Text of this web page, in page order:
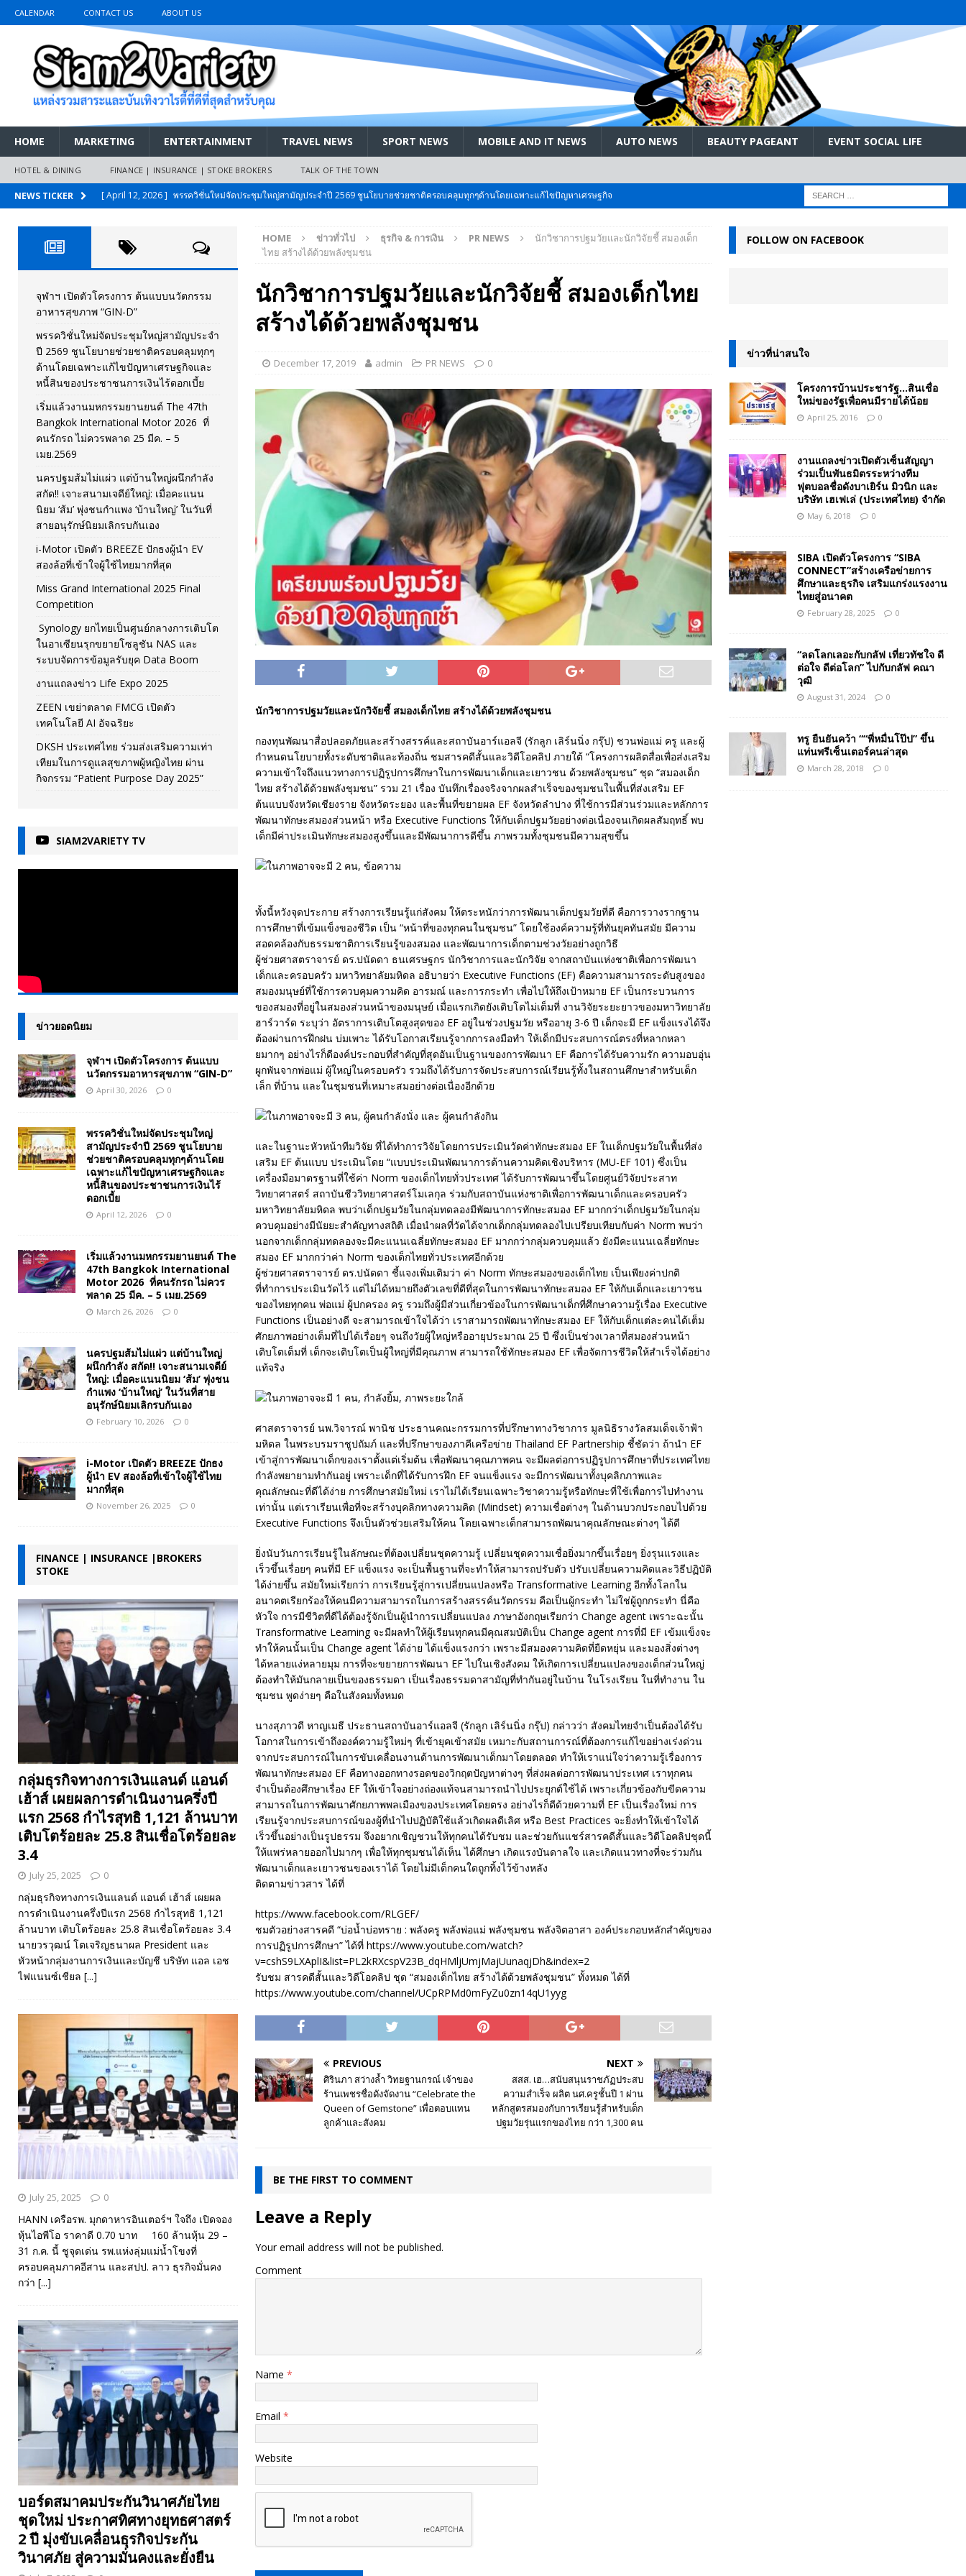
CALENDAR CONTACT US ABOUT US
HOME MARKETING ENTERTAINMENT TRAVEL NEWS SPORT NEWS MOBILE AND IT NEWS AUTO NEWS BEAUTY PAGEANT EVENT SOCIAL LIFE
HOTEL & DINING FINANCE | INSURANCE | STOKE BROKERS TALK OF THE TOWN
NEWS TICKER [ April 12, 2026 ] พรรควิชั่นใหม่จัดประชุมใหญ่สามัญประจำปี 2569 ชูนโยบายช่วยชาติครอบคลุมทุกๆด้านโดยเฉพาะแก้ไขปัญหาเศรษฐกิจ
[ March 26, 2026 ]
เริ่มแล้วงานมหกรรมยานยนต์ The 47th Bangkok International Motor 2026 ที่คนรักรถ ไม่ควรพลาด 25 มีค. – 5
เมย.2569
AUTO NEWS
[ February 10, 2026 ] นครปฐมส้มไม่แผ่ว แต่บ้านใหญ่ผนึกกำลัง สกัด!! เจาะสนามเจดีย์ใหญ่: เมื่อคะแนนนิยม ‘ส้ม’ พุ่งชนกำแพง ‘บ้านใหญ่’ ใน
วันที่สายอนุรักษ์นิยมเลิกรบกันเอง
PR NEWS
[ November 26, 2025 ] i-Motor เปิดตัว BREEZE ปักธงผู้นำ EV สองล้อที่เข้าใจผู้ใช้ไทยมากที่สุด
[ April 30, 2026 ] จุฬาฯ เปิดตัวโครงการ ต้นแบบนวัตกรรมอาหารสุขภาพ “GIN-D” EVENT SOCIAL LIFE
HOME ข่าวทั่วไป ธุรกิจ & การเงิน PR NEWS
นักวิชาการปฐมวัยและนักวิจัยชี้ สมองเด็ก
ไทย สร้างได้ด้วยพลังชุมชน
นักวิชาการปฐมวัยและนักวิจัยชี้ สมองเด็กไทย
สร้างได้ด้วยพลังชุมชน
December 17, 2019 admin PR NEWS 0
นักวิชาการปฐมวัยและนักวิจัยชี้ สมองเด็กไทย สร้างได้ด้วยพลังชุมชน
กองทุนพัฒนาสื่อปลอดภัยและสร้างสรรค์และสถาบันอาร์แอลจี (รักลูก เลิร์นนิ่ง กรุ๊ป) ชวนพ่อแม่ ครู และผู้
กำหนดนโยบายทั้งระดับชาติและท้องถิ่น ชมสารคดีสั้นและวิดีโอคลิป ภายใต้ “โครงการผลิตสื่อเพื่อส่งเสริม
ความเข้าใจถึงแนวทางการปฏิรูปการศึกษาในการพัฒนาเด็กและเยาวชน ด้วยพลังชุมชน” ชุด “สมองเด็ก
ไทย สร้างได้ด้วยพลังชุมชน” รวม 21 เรื่อง บันทึกเรื่องจริงจากผลสำเร็จของชุมชนในพื้นที่ส่งเสริม EF
ต้นแบบจังหวัดเชียงราย จังหวัดระยอง และพื้นที่ขยายผล EF จังหวัดลำปาง ที่ใช้การมีส่วนร่วมและหลักการ
พัฒนาทักษะสมองส่วนหน้า หรือ Executive Functions ให้กับเด็กปฐมวัยอย่างต่อเนื่องจนเกิดผลสัมฤทธิ์ พบ
เด็กมีค่าประเมินทักษะสมองสูงขึ้นและมีพัฒนาการดีขึ้น ภาพรวมทั้งชุมชนมีความสุขขึ้น
ทั้งนี้หวังจุดประกาย สร้างการเรียนรู้แก่สังคม ให้ตระหนักว่าการพัฒนาเด็กปฐมวัยที่ดี คือการวางรากฐาน
การศึกษาที่เข้มแข็งของชีวิต เป็น “หน้าที่ของทุกคนในชุมชน” โดยใช้องค์ความรู้ที่ทันยุคทันสมัย มีความ
สอดคล้องกับธรรมชาติการเรียนรู้ของสมอง และพัฒนาการเด็กตามช่วงวัยอย่างถูกวิธี
ผู้ช่วยศาสตราจารย์ ดร.ปนัดดา ธนเศรษฐกร นักวิชาการและนักวิจัย จากสถาบันแห่งชาติเพื่อการพัฒนา
เด็กและครอบครัว มหาวิทยาลัยมหิดล อธิบายว่า Executive Functions (EF) คือความสามารถระดับสูงของ
สมองมนุษย์ที่ใช้การควบคุมความคิด อารมณ์ และการกระทำ เพื่อไปให้ถึงเป้าหมาย EF เป็นกระบวนการ
ของสมองที่อยู่ในสมองส่วนหน้าของมนุษย์ เมื่อแรกเกิดยังเติบโตไม่เต็มที่ งานวิจัยระยะยาวของมหาวิทยาลัย
ฮาร์วาร์ด ระบุว่า อัตราการเติบโตสูงสุดของ EF อยู่ในช่วงปฐมวัย หรืออายุ 3-6 ปี เด็กจะมี EF แข็งแรงได้จึง
ต้องผ่านการฝึกฝน บ่มเพาะ ได้รับโอกาสเรียนรู้จากการลงมือทำ ให้เด็กมีประสบการณ์ตรงที่หลากหลา
ยมากๆ อย่างไรก็ดีองค์ประกอบที่สำคัญที่สุดอันเป็นฐานของการพัฒนา EF คือการได้รับความรัก ความอบอุ่น
ผูกพันจากพ่อแม่ ผู้ใหญ่ในครอบครัว รวมถึงได้รับการจัดประสบการณ์เรียนรู้ทั้งในสถานศึกษาสำหรับเด็ก
เล็ก ที่บ้าน และในชุมชนที่เหมาะสมอย่างต่อเนื่องอีกด้วย
และในฐานะหัวหน้าทีมวิจัย ที่ได้ทำการวิจัยโดยการประเมินวัดค่าทักษะสมอง EF ในเด็กปฐมวัยในพื้นที่ส่ง
เสริม EF ต้นแบบ ประเมินโดย “แบบประเมินพัฒนาการด้านความคิดเชิงบริหาร (MU-EF 101) ซึ่งเป็น
เครื่องมือมาตรฐานที่ใช้ค่า Norm ของเด็กไทยทั่วประเทศ ได้รับการพัฒนาขึ้นโดยศูนย์วิจัยประสาท
วิทยาศาสตร์ สถาบันชีววิทยาศาสตร์โมเลกุล ร่วมกับสถาบันแห่งชาติเพื่อการพัฒนาเด็กและครอบครัว
มหาวิทยาลัยมหิดล พบว่าเด็กปฐมวัยในกลุ่มทดลองมีพัฒนาการทักษะสมอง EF มากกว่าเด็กปฐมวัยในกลุ่ม
ควบคุมอย่างมีนัยยะสำคัญทางสถิติ เมื่อนำผลที่วัดได้จากเด็กกลุ่มทดลองไปเปรียบเทียบกับค่า Norm พบว่า
นอกจากเด็กกลุ่มทดลองจะมีคะแนนเฉลี่ยทักษะสมอง EF มากกว่ากลุ่มควบคุมแล้ว ยังมีคะแนนเฉลี่ยทักษะ
สมอง EF มากกว่าค่า Norm ของเด็กไทยทั่วประเทศอีกด้วย
ผู้ช่วยศาสตราจารย์ ดร.ปนัดดา ชี้แจงเพิ่มเติมว่า ค่า Norm ทักษะสมองของเด็กไทย เป็นเพียงค่าปกติ
ที่ทำการประเมินวัดไว้ แต่ไม่ได้หมายถึงตัวเลขที่ดีที่สุดในการพัฒนาทักษะสมอง EF ให้กับเด็กและเยาวชน
ของไทยทุกคน พ่อแม่ ผู้ปกครอง ครู รวมถึงผู้มีส่วนเกี่ยวข้องในการพัฒนาเด็กที่ศึกษาความรู้เรื่อง Executive
Functions เป็นอย่างดี จะสามารถเข้าใจได้ว่า เราสามารถพัฒนาทักษะสมอง EF ให้กับเด็กแต่ละคนได้เต็ม
ศักยภาพอย่างเต็มที่ไปได้เรื่อยๆ จนถึงวัยผู้ใหญ่หรืออายุประมาณ 25 ปี ซึ่งเป็นช่วงเวลาที่สมองส่วนหน้า
เติบโตเต็มที่ เด็กจะเติบโตเป็นผู้ใหญ่ที่มีคุณภาพ สามารถใช้ทักษะสมอง EF เพื่อจัดการชีวิตให้สำเร็จได้อย่าง
แท้จริง
ศาสตราจารย์ นพ.วิจารณ์ พานิช ประธานคณะกรรมการที่ปรึกษาทางวิชาการ มูลนิธิรางวัลสมเด็จเจ้าฟ้า
มหิดล ในพระบรมราชูปถัมภ์ และที่ปรึกษาของภาคีเครือข่าย Thailand EF Partnership ชี้ชัดว่า ถ้านำ EF
เข้าสู่การพัฒนาเด็กของเราตั้งแต่เริ่มต้น เพื่อพัฒนาคุณภาพคน จะมีผลต่อการปฏิรูปการศึกษาที่ประเทศไทย
กำลังพยายามทำกันอยู่ เพราะเด็กที่ได้รับการฝึก EF จนแข็งแรง จะมีการพัฒนาทั้งบุคลิกภาพและ
คุณลักษณะที่ดีได้ง่าย การศึกษาสมัยใหม่ เราไม่ได้เรียนเฉพาะวิชาความรู้หรือทักษะที่ใช้เพื่อการไปทำงาน
เท่านั้น แต่เราเรียนเพื่อที่จะสร้างบุคลิกทางความคิด (Mindset) ความเชื่อต่างๆ ในด้านบวกประกอบไปด้วย
Executive Functions จึงเป็นตัวช่วยเสริมให้คน โดยเฉพาะเด็กสามารถพัฒนาคุณลักษณะต่างๆ ได้ดี
ยิ่งนับวันการเรียนรู้ในลักษณะที่ต้องเปลี่ยนชุดความรู้ เปลี่ยนชุดความเชื่อยิ่งมากขึ้นเรื่อยๆ ยิ่งรุนแรงและ
เร็วขึ้นเรื่อยๆ คนที่มี EF แข็งแรง จะเป็นพื้นฐานที่จะทำให้สามารถปรับตัว ปรับเปลี่ยนความคิดและวิธีปฏิบัติ
ได้ง่ายขึ้น สมัยใหม่เรียกว่า การเรียนรู้สู่การเปลี่ยนแปลงหรือ Transformative Learning อีกทั้งโลกใน
อนาคตเรียกร้องให้คนมีความสามารถในการสร้างสรรค์นวัตกรรม คือเป็นผู้กระทำ ไม่ใช่ผู้ถูกกระทำ นี่คือ
หัวใจ การมีชีวิตที่ดีได้ต้องรู้จักเป็นผู้นำการเปลี่ยนแปลง ภาษาอังกฤษเรียกว่า Change agent เพราะฉะนั้น
Transformative Learning จะมีผลทำให้ผู้เรียนทุกคนมีคุณสมบัติเป็น Change agent การที่มี EF เข้มแข็งจะ
ทำให้คนนั้นเป็น Change agent ได้ง่าย ได้แข็งแรงกว่า เพราะมีสมองความคิดที่ยืดหยุ่น และมองสิ่งต่างๆ
ได้หลายแง่หลายมุม การที่จะขยายการพัฒนา EF ไปในเชิงสังคม ให้เกิดการเปลี่ยนแปลงของเด็กส่วนใหญ่
ต้องทำให้มันกลายเป็นของธรรมดา เป็นเรื่องธรรมดาสามัญที่ทำกันอยู่ในบ้าน ในโรงเรียน ในที่ทำงาน ใน
ชุมชน พูดง่ายๆ คือในสังคมทั้งหมด
นางสุภาวดี หาญเมธี ประธานสถาบันอาร์แอลจี (รักลูก เลิร์นนิ่ง กรุ๊ป) กล่าวว่า สังคมไทยจำเป็นต้องได้รับ
โอกาสในการเข้าถึงองค์ความรู้ใหม่ๆ ที่เข้ายุคเข้าสมัย เหมาะกับสถานการณ์ที่ต้องการแก้ไขอย่างเร่งด่วน
จากประสบการณ์ในการขับเคลื่อนงานด้านการพัฒนาเด็กมาโดยตลอด ทำให้เราแน่ใจว่าความรู้เรื่องการ
พัฒนาทักษะสมอง EF คือทางออกทางรอดของวิกฤตปัญหาต่างๆ ที่ส่งผลต่อการพัฒนาประเทศ เราทุกคน
จำเป็นต้องศึกษาเรื่อง EF ให้เข้าใจอย่างถ่องแท้จนสามารถนำไปประยุกต์ใช้ได้ เพราะเกี่ยวข้องกับขีดความ
สามารถในการพัฒนาศักยภาพพลเมืองของประเทศโดยตรง อย่างไรก็ดีด้วยความที่ EF เป็นเรื่องใหม่ การ
เรียนรู้จากประสบการณ์ของผู้ที่นำไปปฏิบัติใช้แล้วเกิดผลดีเลิศ หรือ Best Practices จะยิ่งทำให้เข้าใจได้
เร็วขึ้นอย่างเป็นรูปธรรม จึงอยากเชิญชวนให้ทุกคนได้รับชม และช่วยกันแชร์สารคดีสั้นและวิดีโอคลิปชุดนี้
ให้แพร่หลายออกไปมากๆ เพื่อให้ทุกชุมชนได้เห็น ได้ศึกษา เกิดแรงบันดาลใจ และเกิดแนวทางที่จะร่วมกัน
พัฒนาเด็กและเยาวชนของเราได้ โดยไม่มีเด็กคนใดถูกทิ้งไว้ข้างหลัง
ติดตามข่าวสาร ได้ที่
https://www.facebook.com/RLGEF/
ชมตัวอย่างสารคดี “บ่อน้ำบ่อทราย : พลังครู พลังพ่อแม่ พลังชุมชน พลังจิตอาสา องค์ประกอบหลักสำคัญของ
การปฏิรูปการศึกษา” ได้ที่ https://www.youtube.com/watch?
v=cshS9LXAplI&list=PL2kRXcspV23B_dqHMljUmjMajUunaqjDh&index=2
รับชม สารคดีสั้นและวิดีโอคลิป ชุด “สมองเด็กไทย สร้างได้ด้วยพลังชุมชน” ทั้งหมด ได้ที่
https://www.youtube.com/channel/UCpRPMd0mFyZu0zn14qU1yyg
PREVIOUS
ศิรินภา สว่างล้ำ วิทยฐานกรณ์ เจ้าของ
ร้านเพชรชื่อดังจัดงาน “Celebrate the
Queen of Gemstone” เพื่อตอบแทน
ลูกค้าและสังคม
NEXT
สสส. เฮ…สนับสนุนราชภัฏประสบ
ความสำเร็จ ผลิต นศ.ครูชั้นปี 1 ผ่าน
หลักสูตรสมองกับการเรียนรู้สำหรับเด็ก
ปฐมวัยรุ่นแรกของไทย กว่า 1,300 คน
BE THE FIRST TO COMMENT
Leave a Reply
Your email address will not be published.
Comment
Name *
Email *
Website
จุฬาฯ เปิดตัวโครงการ ต้นแบบนวัตกรรม
อาหารสุขภาพ “GIN-D”
พรรควิชั่นใหม่จัดประชุมใหญ่สามัญประจำ
ปี 2569 ชูนโยบายช่วยชาติครอบคลุมทุกๆ
ด้านโดยเฉพาะแก้ไขปัญหาเศรษฐกิจและ
หนี้สินของประชาชนการเงินไร้ดอกเบี้ย
เริ่มแล้วงานมหกรรมยานยนต์ The 47th
Bangkok International Motor 2026 ที่
คนรักรถ ไม่ควรพลาด 25 มีค. – 5
เมย.2569
นครปฐมส้มไม่แผ่ว แต่บ้านใหญ่ผนึกกำลัง
สกัด!! เจาะสนามเจดีย์ใหญ่: เมื่อคะแนน
นิยม ‘ส้ม’ พุ่งชนกำแพง ‘บ้านใหญ่’ ในวันที่
สายอนุรักษ์นิยมเลิกรบกันเอง
i-Motor เปิดตัว BREEZE ปักธงผู้นำ EV
สองล้อที่เข้าใจผู้ใช้ไทยมากที่สุด
Miss Grand International 2025 Final
Competition
Synology ยกไทยเป็นศูนย์กลางการเติบโต
ในอาเซียนรุกขยายโซลูชัน NAS และ
ระบบจัดการข้อมูลรับยุค Data Boom
งานแถลงข่าว Life Expo 2025
ZEEN เขย่าตลาด FMCG เปิดตัว
เทคโนโลยี AI อัจฉริยะ
DKSH ประเทศไทย ร่วมส่งเสริมความเท่า
เทียมในการดูแลสุขภาพผู้หญิงไทย ผ่าน
กิจกรรม “Patient Purpose Day 2025”
SIAM2VARIETY TV
ข่าวยอดนิยม
จุฬาฯ เปิดตัวโครงการ ต้นแบบ
นวัตกรรมอาหารสุขภาพ “GIN-D”
April 30, 2026 0
พรรควิชั่นใหม่จัดประชุมใหญ่
สามัญประจำปี 2569 ชูนโยบาย
ช่วยชาติครอบคลุมทุกๆด้านโดย
เฉพาะแก้ไขปัญหาเศรษฐกิจและ
หนี้สินของประชาชนการเงินไร้
ดอกเบี้ย
April 12, 2026 0
เริ่มแล้วงานมหกรรมยานยนต์ The
47th Bangkok International
Motor 2026 ที่คนรักรถ ไม่ควร
พลาด 25 มีค. – 5 เมย.2569
March 26, 2026 0
นครปฐมส้มไม่แผ่ว แต่บ้านใหญ่
ผนึกกำลัง สกัด!! เจาะสนามเจดีย์
ใหญ่: เมื่อคะแนนนิยม ‘ส้ม’ พุ่งชน
กำแพง ‘บ้านใหญ่’ ในวันที่สาย
อนุรักษ์นิยมเลิกรบกันเอง
February 10, 2026 0
i-Motor เปิดตัว BREEZE ปักธง
ผู้นำ EV สองล้อที่เข้าใจผู้ใช้ไทย
มากที่สุด
November 26, 2025 0
FINANCE | INSURANCE |BROKERS
STOKE
กลุ่มธุรกิจทางการเงินแลนด์ แอนด์
เฮ้าส์ เผยผลการดำเนินงานครึ่งปี
แรก 2568 กำไรสุทธิ 1,121 ล้านบาท
เติบโตร้อยละ 25.8 สินเชื่อโตร้อยละ
3.4
July 25, 2025 0
กลุ่มธุรกิจทางการเงินแลนด์ แอนด์ เฮ้าส์ เผยผล
การดำเนินงานครึ่งปีแรก 2568 กำไรสุทธิ 1,121
ล้านบาท เติบโตร้อยละ 25.8 สินเชื่อโตร้อยละ 3.4
นายวรวุฒน์ โตเจริญธนาผล President และ
หัวหน้ากลุ่มงานการเงินและบัญชี บริษัท แอล เอช
ไฟแนนซ์เชียล [...]
July 25, 2025 0
HANN เครือรพ. มุกดาหารอินเตอร์ฯ ใจถึง เปิดจอง
หุ้นไอพีโอ ราคาดี 0.70 บาท 160 ล้านหุ้น 29 –
31 ก.ค. นี้ ชูจุดเด่น รพ.แห่งลุ่มแม่น้ำโขงที่
ครอบคลุมภาคอีสาน และสปป. ลาว ธุรกิจมั่นคง
กว่า [...]
บอร์ดสมาคมประกันวินาศภัยไทย
ชุดใหม่ ประกาศทิศทางยุทธศาสตร์
2 ปี มุ่งขับเคลื่อนธุรกิจประกัน
วินาศภัย สู่ความมั่นคงและยั่งยืน
FOLLOW ON FACEBOOK
ข่าวที่น่าสนใจ
โครงการบ้านประชารัฐ…สินเชื่อ
ใหม่ของรัฐเพื่อคนมีรายได้น้อย
April 25, 2016 0
งานแถลงข่าวเปิดตัวเซ็นสัญญา
ร่วมเป็นพันธมิตรระหว่างทีม
ฟุตบอลชื่อดังบาเยิร์น มิวนิก และ
บริษัท เฮเฟเล่ (ประเทศไทย) จำกัด
May 6, 2018 0
SIBA เปิดตัวโครงการ “SIBA
CONNECT”สร้างเครือข่ายการ
ศึกษาและธุรกิจ เสริมแกร่งแรงงาน
ไทยสู่อนาคต
February 28, 2025 0
“ลดโลกเลอะกับกลัฟ เที่ยวทัชใจ ดี
ต่อใจ ดีต่อโลก” ไปกับกลัฟ คณา
วุฒิ
August 31, 2024 0
ทรู ยืนยันคว้า ““พี่หมื่นโป๊ป” ขึ้น
แท่นพรีเซ็นเตอร์คนล่าสุด
March 28, 2018 0